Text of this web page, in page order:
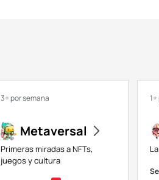
3+ por semana
Metaversal
Primeras miradas a NFTs,
juegos y cultura